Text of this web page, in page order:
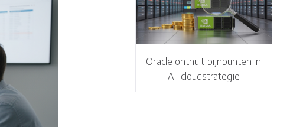
Oracle onthult pijnpunten in
AI-cloudstrategie